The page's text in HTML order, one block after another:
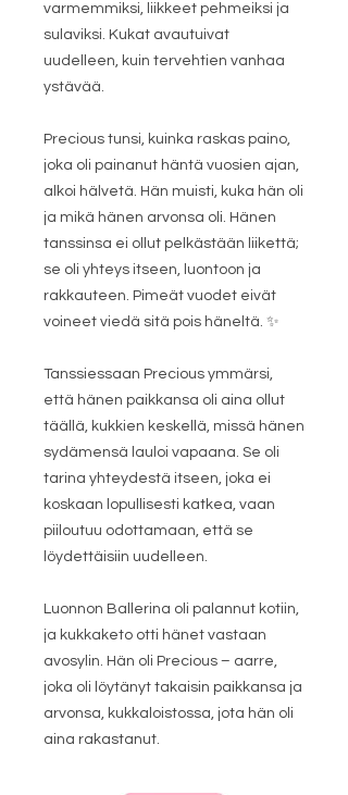
varmemmiksi, liikkeet pehmeiksi ja
sulaviksi. Kukat avautuivat
uudelleen, kuin tervehtien vanhaa
ystävää.
Precious tunsi, kuinka raskas paino,
joka oli painanut häntä vuosien ajan,
alkoi hälvetä. Hän muisti, kuka hän oli
ja mikä hänen arvonsa oli. Hänen
tanssinsa ei ollut pelkästään liikettä;
se oli yhteys itseen, luontoon ja
rakkauteen. Pimeät vuodet eivät
voineet viedä sitä pois häneltä. ✨
Tanssiessaan Precious ymmärsi,
että hänen paikkansa oli aina ollut
täällä, kukkien keskellä, missä hänen
sydämensä lauloi vapaana. Se oli
tarina yhteydestä itseen, joka ei
koskaan lopullisesti katkea, vaan
piiloutuu odottamaan, että se
löydettäisiin uudelleen.
Luonnon Ballerina oli palannut kotiin,
ja kukkaketo otti hänet vastaan
avosylin. Hän oli Precious – aarre,
joka oli löytänyt takaisin paikkansa ja
arvonsa, kukkaloistossa, jota hän oli
aina rakastanut.